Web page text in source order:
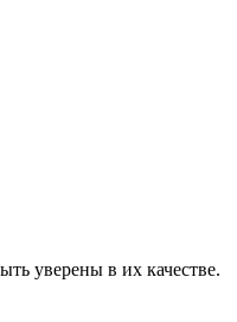
уверены в их качестве.